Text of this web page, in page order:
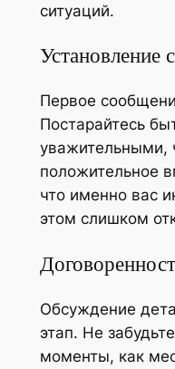
ситуаций.
Установление
Первое
Постарайтесь
уважительными,
положительное
что именно вас
этом слишком
Обсуждение
этап. Не
моменты, как